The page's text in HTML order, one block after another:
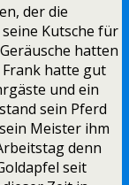
der die
Kutsche für
hatten
hatte gut
und ein
sein Pferd
Meister ihm
denn
seit